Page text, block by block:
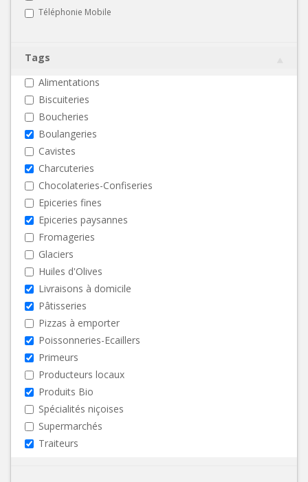
Téléphonie Mobile
Tags
Alimentations
Biscuiteries
Boucheries
Boulangeries
Cavistes
Charcuteries
Chocolateries-Confiseries
Epiceries fines
Epiceries paysannes
Fromageries
Glaciers
Huiles d'Olives
Livraisons à domicile
Pâtisseries
Pizzas à emporter
Poissonneries-Ecaillers
Primeurs
Producteurs locaux
Produits Bio
Spécialités niçoises
Supermarchés
Traiteurs